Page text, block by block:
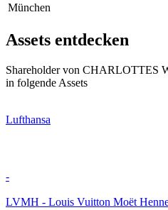
München
Assets entdecken
Shareholder von CHARLOTTES
in folgende Assets
Lufthansa
-
LVMH - Louis Vuitton Moët